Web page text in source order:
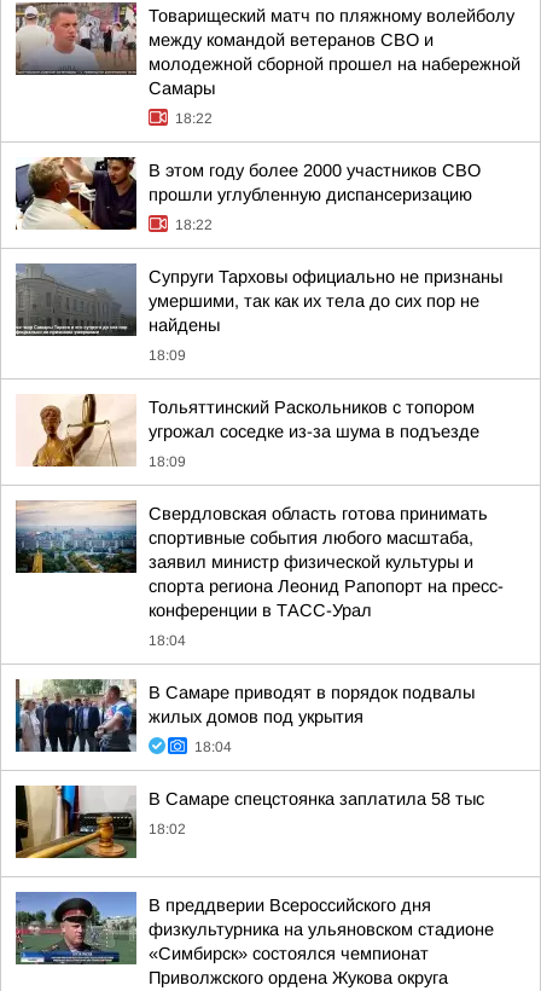
Товарищеский матч по пляжному волейболу
между командой ветеранов СВО и
молодежной сборной прошел на набережной
Самары
18:22
В этом году более 2000 участников СВО
прошли углубленную диспансеризацию
18:22
Супруги Тарховы официально не признаны
умершими, так как их тела до сих пор не
найдены
18:09
Тольяттинский Раскольников с топором
угрожал соседке из-за шума в подъезде
18:09
Свердловская область готова принимать
спортивные события любого масштаба,
заявил министр физической культуры и
спорта региона Леонид Рапопорт на пресс-
конференции в ТАСС-Урал
18:04
В Самаре приводят в порядок подвалы
жилых домов под укрытия
18:04
В Самаре спецстоянка заплатила 58 тыс
18:02
В преддверии Всероссийского дня
физкультурника на ульяновском стадионе
«Симбирск» состоялся чемпионат
Приволжского ордена Жукова округа